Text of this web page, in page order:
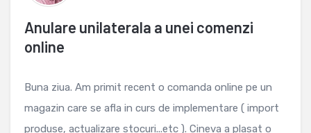
Anulare unilaterala a unei comenzi
online
Buna ziua. Am primit recent o comanda online pe un
magazin care se afla in curs de implementare ( import
produse, actualizare stocuri...etc ). Cineva a plasat o